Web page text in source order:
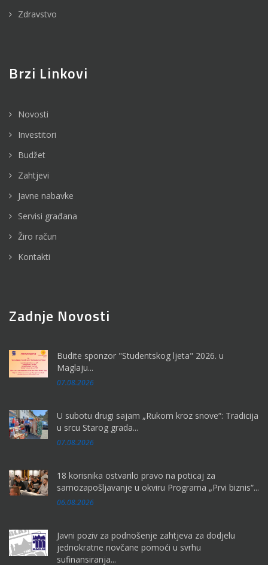
Zdravstvo
Brzi Linkovi
Novosti
Investitori
Budžet
Zahtjevi
Javne nabavke
Servisi građana
Žiro račun
Kontakti
Zadnje Novosti
Budite sponzor "Studentskog ljeta" 2026. u
Maglaju...
07.08.2026
U subotu drugi sajam „Rukom kroz snove“: Tradicija
u srcu Starog grada...
07.08.2026
18 korisnika ostvarilo pravo na poticaj za
samozapošljavanje u okviru Programa „Prvi biznis“...
06.08.2026
Javni poziv za podnošenje zahtjeva za dodjelu
jednokratne novčane pomoći u svrhu
sufinansiranja...